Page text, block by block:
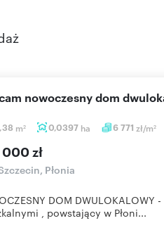
m2 0,0397 ha 6 771 zł/m2
nowoczesny dom
zł
Płonia
DOM
, powstający w Płoni...